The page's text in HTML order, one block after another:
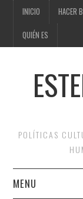
INICIO HACER
QUIÉN ES
POLÍTICAS
MENU